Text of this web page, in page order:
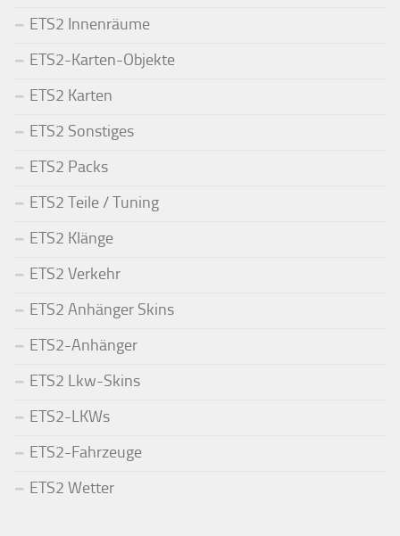
ETS2 Innenräume
ETS2-Karten-Objekte
ETS2 Karten
ETS2 Sonstiges
ETS2 Packs
ETS2 Teile / Tuning
ETS2 Klänge
ETS2 Verkehr
ETS2 Anhänger Skins
ETS2-Anhänger
ETS2 Lkw-Skins
ETS2-LKWs
ETS2-Fahrzeuge
ETS2 Wetter